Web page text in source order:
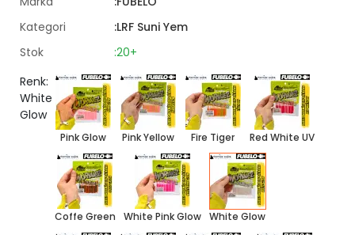
Kategori
:LRF Suni Yem
Stok
:20+
Renk:
White
Glow
Pink Glow Pink Yellow Fire Tiger Red White UV
Coffe Green White Pink Glow White Glow